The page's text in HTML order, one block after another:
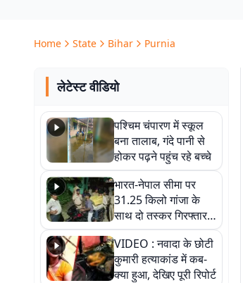
Home State Bihar Purnia
लेटेस्ट वीडियो
पश्चिम चंपारण में स्कूल
बना तालाब, गंदे पानी से
होकर पढ़ने पहुंच रहे बच्चे
भारत-नेपाल सीमा पर
31.25 किलो गांजा के
साथ दो तस्कर गिरफ्तार,
नेपाली नंबर की बाइक
जब्त
VIDEO : नवादा के छोटी
कुमारी हत्याकांड में कब-
क्या हुआ, देखिए पूरी रिपोर्ट